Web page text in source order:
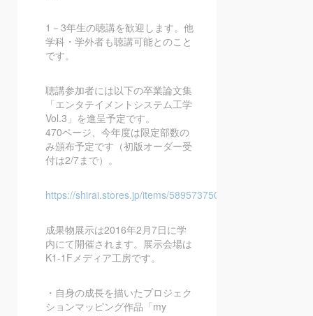
1－3年生の聴講を歓迎します。他
学科・学外者も聴講可能とのこと
です。
聴講参加者には以下の卒業論文集
「エンタテイメントシステム工学
Vol.3」を進呈予定です。
470ページ、今年度は限定部数の
み頒布予定です（初版オーダー受
付は2/7まで）。
https://shirai.stores.jp/items/5895737500d33151d0006817
成果物展示は2016年2月7日に学
内にて開催されます。展示会場は
K1-1Fメディア工房です。
・自身の成長を描いたプロジェク
ションマッピング作品「my